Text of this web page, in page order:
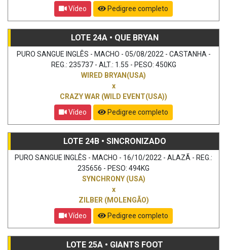
Vídeo
Pedigree completo
LOTE 24A • QUE BRYAN
PURO SANGUE INGLÊS - MACHO - 05/08/2022 - CASTANHA -
REG.: 235737 - ALT.: 1.55 - PESO: 450KG
WIRED BRYAN(USA)
x
CRAZY WAR (WILD EVENT(USA))
Vídeo
Pedigree completo
LOTE 24B • SINCRONIZADO
PURO SANGUE INGLÊS - MACHO - 16/10/2022 - ALAZÃ - REG.:
235656 - PESO: 494KG
SYNCHRONY (USA)
x
ZILBER (MOLENGÃO)
Vídeo
Pedigree completo
LOTE 25A • GIANTS FOOT